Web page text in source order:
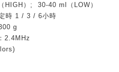
） ; 30-40 ml（LOW）
時 1 / 3 / 6小時
g
2.4MHz